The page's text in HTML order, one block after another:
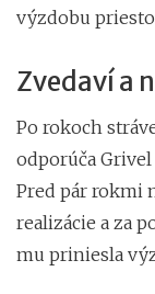
výzdobu
Zvedaví a
Po rokoch
odporúča
Pred pár rokmi
realizácie a za
mu priniesla